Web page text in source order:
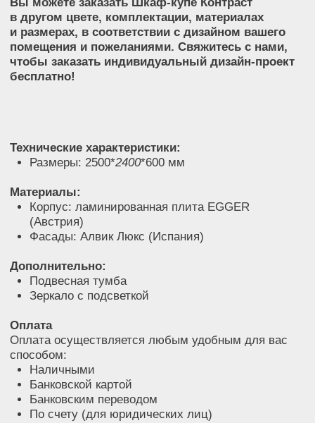
Оплата осуществляется любым удобным для вас
способом:
Наличными
Банковской картой
Банковским переводом
По счету (для юридических лиц)
Доставка, подъем и сборка
от стоимости мебели.
Как заказать?
оставьте заявку на обратный звонок. Мы подготовим
для Вас индивидуальный дизайн-проект мебели.
Наш специалист сделает замеры на объекте,
поможет определиться с выбором цвета, подобрать
подходящие материалы и комплектацию.
из ведущих производителей корпусной мебели
в России. Все модели изготавливаются
по специальному заказу в соответствии
с европейскими стандартами качества на фабрике
«МГС».
Дизайнерская корпусная
мебель на заказ в Москве и МО